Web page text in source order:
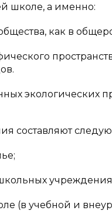
школе, а именно:
как в
экологических
составляют
(в учебной и